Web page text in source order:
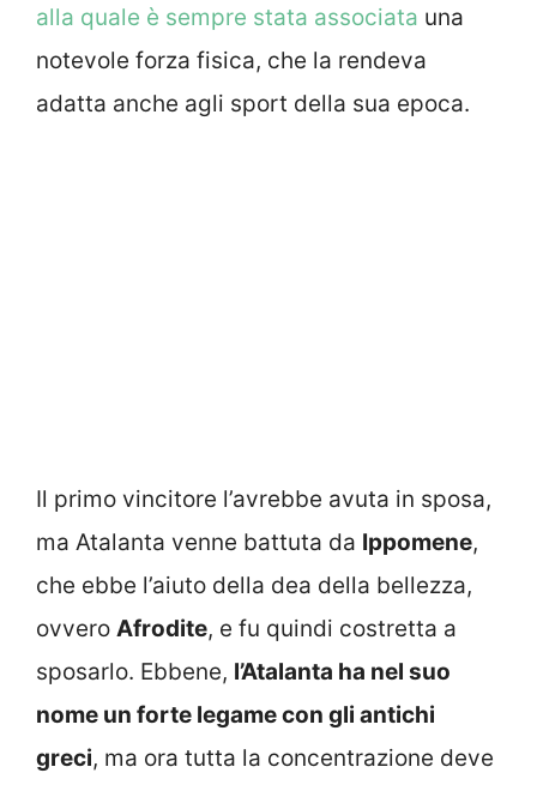
alla quale è sempre stata associata una
notevole forza fisica, che la rendeva
adatta anche agli sport della sua epoca.
Il primo vincitore l’avrebbe avuta in sposa,
ma Atalanta venne battuta da Ippomene,
che ebbe l’aiuto della dea della bellezza,
ovvero Afrodite, e fu quindi costretta a
sposarlo. Ebbene, l’Atalanta ha nel suo
nome un forte legame con gli antichi
greci, ma ora tutta la concentrazione deve